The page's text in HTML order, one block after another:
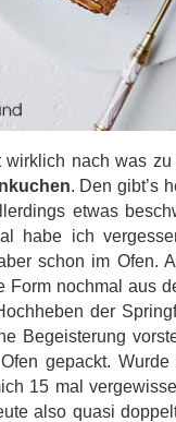
nach was
. Den gibt’s
etwas
habe ich
schon im Ofen.
Form nochmal aus
der
Begeisterung
gepackt.
15 mal
also quasi